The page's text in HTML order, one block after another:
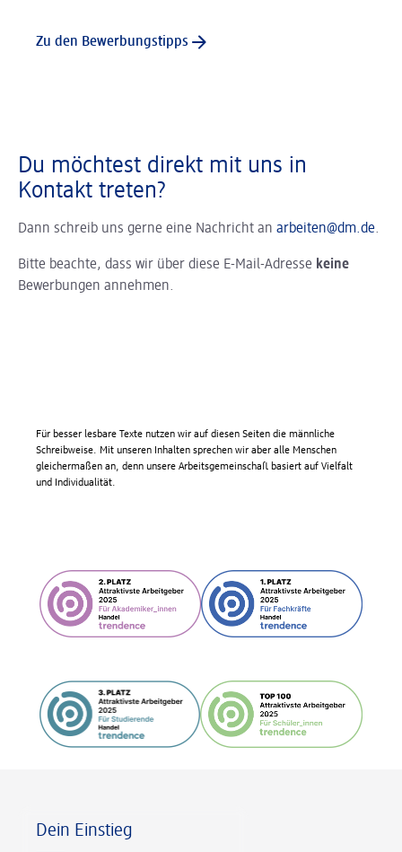
Zu den Bewerbungstipps
Du möchtest direkt mit uns in
Kontakt treten?
Dann schreib uns gerne eine Nachricht an arbeiten@dm.de.
Bitte beachte, dass wir über diese E-Mail-Adresse keine
Bewerbungen annehmen.
Für besser lesbare Texte nutzen wir auf diesen Seiten die männliche
Schreibweise. Mit unseren Inhalten sprechen wir aber alle Menschen
gleichermaßen an, denn unsere Arbeitsgemeinschaft basiert auf Vielfalt
und Individualität.
Dein Einstieg